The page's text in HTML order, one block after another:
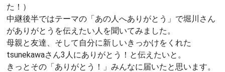
た！）
中継後半ではテーマの「あの人へありがとう」で堀川さん
がありがとうを伝えたい人を聞いてみました。
母親と友達、そして自分に新しいきっかけをくれた
tsunekawaさん3人にありがとう！と伝えたいと。
きっとその「ありがとう！」みんなに届いたと思います。